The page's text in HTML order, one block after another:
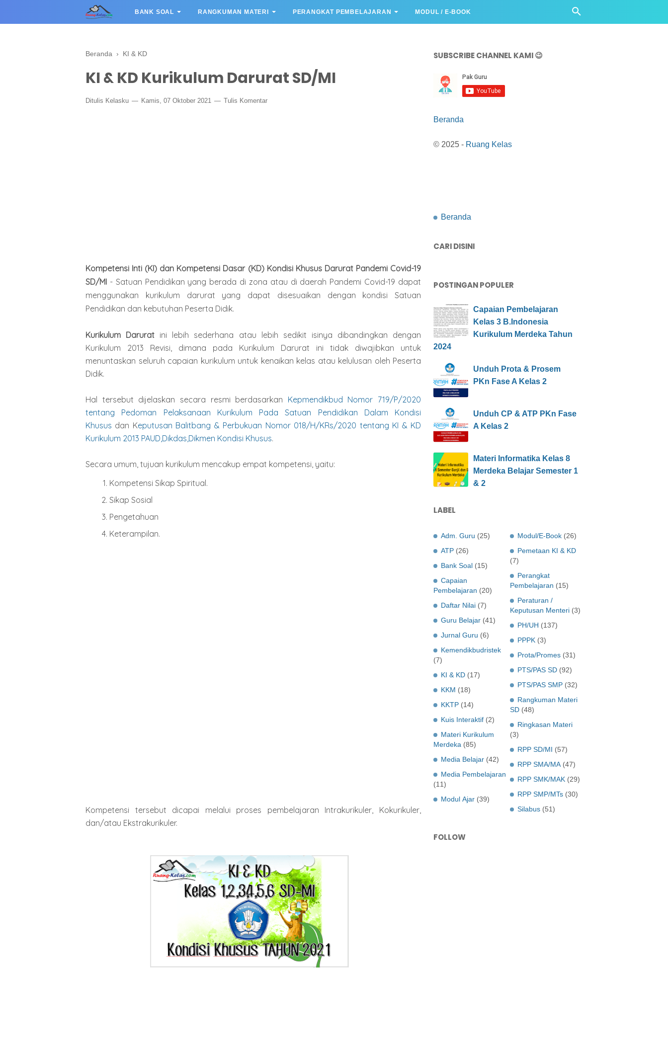
BANK SOAL RANGKUMAN MATERI PERANGKAT PEMBELAJARAN MODUL / E-BOOK
Beranda › KI & KD
KI & KD Kurikulum Darurat SD/MI
Ditulis Kelasku Kamis, 07 Oktober 2021 Tulis Komentar
Kompetensi Inti (KI) dan Kompetensi Dasar (KD) Kondisi Khusus Darurat Pandemi Covid-19
SD/MI - Satuan Pendidikan yang berada di zona atau di daerah Pandemi Covid-19 dapat
menggunakan kurikulum darurat yang dapat disesuaikan dengan kondisi Satuan
Pendidikan dan kebutuhan Peserta Didik.
Kurikulum Darurat ini lebih sederhana atau lebih sedikit isinya dibandingkan dengan
Kurikulum 2013 Revisi, dimana pada Kurikulum Darurat ini tidak diwajibkan untuk
menuntaskan seluruh capaian kurikulum untuk kenaikan kelas atau kelulusan oleh Peserta
Didik.
Hal tersebut dijelaskan secara resmi berdasarkan Kepmendikbud Nomor 719/P/2020
tentang Pedoman Pelaksanaan Kurikulum Pada Satuan Pendidikan Dalam Kondisi
Khusus dan Keputusan Balitbang & Perbukuan Nomor 018/H/KRs/2020 tentang KI & KD
Kurikulum 2013 PAUD,Dikdas,Dikmen Kondisi Khusus.
Secara umum, tujuan kurikulum mencakup empat kompetensi, yaitu:
Kompetensi Sikap Spiritual.
Sikap Sosial
Pengetahuan
Keterampilan.
Kompetensi tersebut dicapai melalui proses pembelajaran Intrakurikuler, Kokurikuler,
dan/atau Ekstrakurikuler.
SUBSCRIBE CHANNEL KAMI 😉
Beranda
© 2025 - Ruang Kelas
Beranda
CARI DISINI
POSTINGAN POPULER
Capaian Pembelajaran
Kelas 3 B.Indonesia
Kurikulum Merdeka Tahun
2024
Unduh Prota & Prosem
PKn Fase A Kelas 2
Unduh CP & ATP PKn Fase
A Kelas 2
Materi Informatika Kelas 8
Merdeka Belajar Semester 1
& 2
LABEL
Adm. Guru (25)
ATP (26)
Bank Soal (15)
Capaian
Pembelajaran (20)
Daftar Nilai (7)
Guru Belajar (41)
Jurnal Guru (6)
Kemendikbudristek
(7)
KI & KD (17)
KKM (18)
KKTP (14)
Kuis Interaktif (2)
Materi Kurikulum
Merdeka (85)
Media Belajar (42)
Media Pembelajaran
(11)
Modul Ajar (39)
Modul/E-Book (26)
Pemetaan KI & KD
(7)
Perangkat
Pembelajaran (15)
Peraturan /
Keputusan Menteri (3)
PH/UH (137)
PPPK (3)
Prota/Promes (31)
PTS/PAS SD (92)
PTS/PAS SMP (32)
Rangkuman Materi
SD (48)
Ringkasan Materi
(3)
RPP SD/MI (57)
RPP SMA/MA (47)
RPP SMK/MAK (29)
RPP SMP/MTs (30)
Silabus (51)
FOLLOW